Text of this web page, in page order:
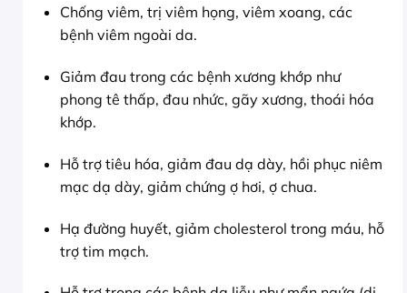
Chống viêm, trị viêm họng, viêm xoang, các
bệnh viêm ngoài da.
Giảm đau trong các bệnh xương khớp như
phong tê thấp, đau nhức, gãy xương, thoái hóa
khớp.
Hỗ trợ tiêu hóa, giảm đau dạ dày, hồi phục niêm
mạc dạ dày, giảm chứng ợ hơi, ợ chua.
Hạ đường huyết, giảm cholesterol trong máu, hỗ
trợ tim mạch.